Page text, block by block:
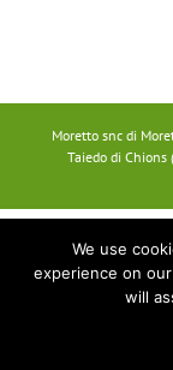
Moretto snc di
Taiedo di
We use
experience on
will